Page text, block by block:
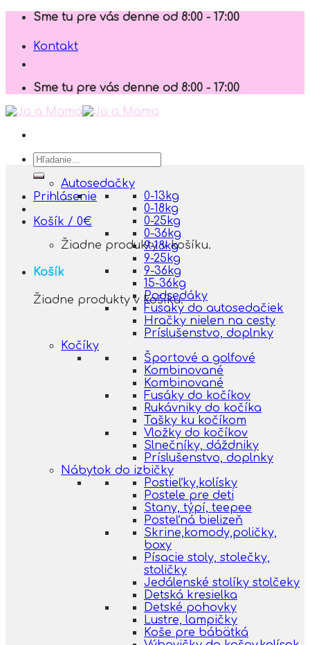
Skip
content
Sme tu pre vás denne od 8:00 - 17:00
Kontakt
Sme tu pre vás denne od 8:00 - 17:00
Hľadať:
Prihlásenie
Košík / 0€
Žiadne produkty v košíku.
Košík
Žiadne produkty v košíku.
Autosedačky
0-13kg
0-18kg
0-25kg
0-36kg
9-18kg
9-25kg
9-36kg
15-36kg
Podsedáky
Fusaky do autosedačiek
Hračky nielen na cesty
Príslušenstvo, doplnky
Kočíky
Športové a golfové
Kombinované
Kombinované
Fusáky do kočíkov
Rukávniky do kočíka
Tašky ku kočíkom
Vložky do kočíkov
Slnečníky, dáždniky
Príslušenstvo, doplnky
Nábytok do izbičky
Postieľky,kolísky
Postele pre deti
Stany, týpí, teepee
Posteľná bielizeň
Skrine,komody,poličky,
boxy
Písacie stoly, stolečky,
stoličky
Jedálenské stolíky stolčeky
Detská kresielka
Detské pohovky
Lustre, lampičky
Koše pre bábätká